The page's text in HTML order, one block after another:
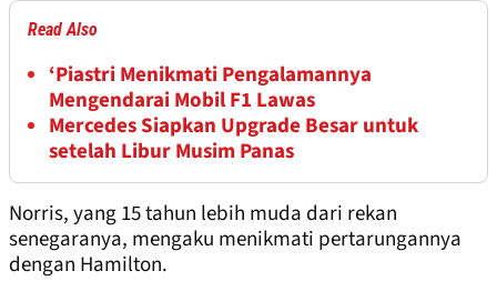
Read Also
‘Piastri Menikmati Pengalamannya
Mengendarai Mobil F1 Lawas
Mercedes Siapkan Upgrade Besar untuk
setelah Libur Musim Panas
Norris, yang 15 tahun lebih muda dari rekan
senegaranya, mengaku menikmati pertarungannya
dengan Hamilton.